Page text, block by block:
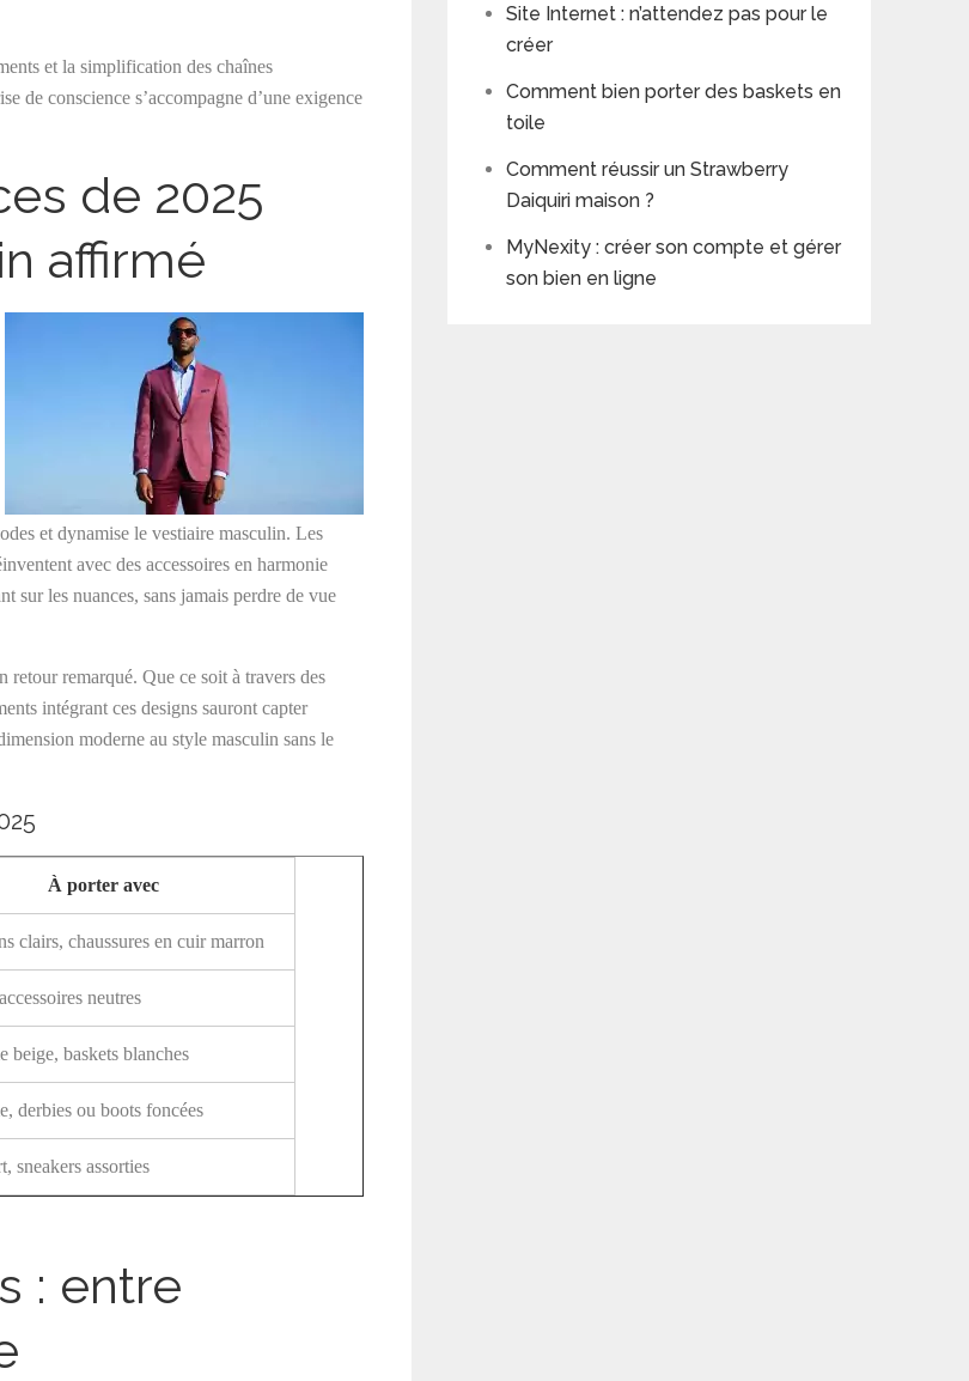
et la simplification des chaînes
de conscience s’accompagne d’une exigence
de 2025
affirmé
et dynamise le vestiaire masculin. Les
avec des accessoires en harmonie
sur les nuances, sans jamais perdre de vue
remarqué. Que ce soit à travers des
intégrant ces designs sauront capter
moderne au style masculin sans le
À porter avec
clairs, chaussures en cuir marron
neutres
beige, baskets blanches
derbies ou boots foncées
sneakers assorties
: entre
Site Internet : n’attendez pas pour le
créer
Comment bien porter des baskets en
toile
Comment réussir un Strawberry
Daiquiri maison ?
MyNexity : créer son compte et gérer
son bien en ligne